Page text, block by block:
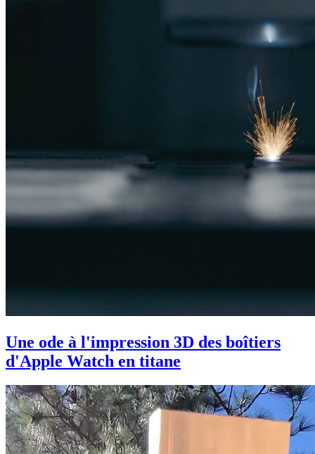
Une ode à l'impression 3D des boîtiers
d'Apple Watch en titane